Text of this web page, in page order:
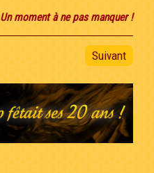
Un moment à ne pas manquer !
Suivant